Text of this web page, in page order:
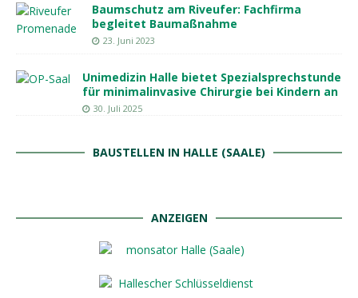
Baumschutz am Riveufer: Fachfirma
begleitet Baumaßnahme
23. Juni 2023
Unimedizin Halle bietet Spezialsprechstunde
für minimalinvasive Chirurgie bei Kindern an
30. Juli 2025
BAUSTELLEN IN HALLE (SAALE)
ANZEIGEN